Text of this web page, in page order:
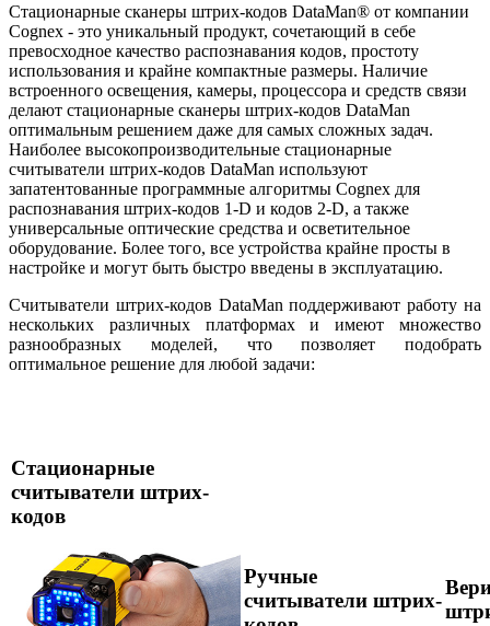
Стационарные сканеры штрих-кодов DataMan® от компании
Cognex - это уникальный продукт, сочетающий в себе
превосходное качество распознавания кодов, простоту
использования и крайне компактные размеры. Наличие
встроенного освещения, камеры, процессора и средств связи
делают стационарные сканеры штрих-кодов DataMan
оптимальным решением даже для самых сложных задач.
Наиболее высокопроизводительные стационарные
считыватели штрих-кодов DataMan используют
запатентованные программные алгоритмы Cognex для
распознавания штрих-кодов 1-D и кодов 2-D, а также
универсальные оптические средства и осветительное
оборудование. Более того, все устройства крайне просты в
настройке и могут быть быстро введены в эксплуатацию.
Считыватели штрих-кодов DataMan поддерживают работу на
нескольких различных платформах и имеют множество
разнообразных моделей, что позволяет подобрать
оптимальное решение для любой задачи:
Стационарные
считыватели штрих-
кодов
Ручные
считыватели штрих-